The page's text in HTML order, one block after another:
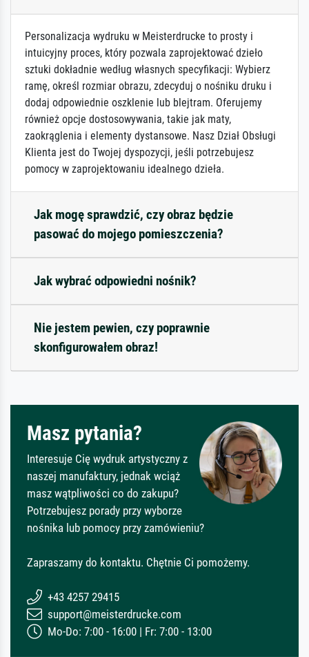
Personalizacja wydruku w Meisterdrucke to prosty i
intuicyjny proces, który pozwala zaprojektować dzieło
sztuki dokładnie według własnych specyfikacji: Wybierz
ramę, określ rozmiar obrazu, zdecyduj o nośniku druku i
dodaj odpowiednie oszklenie lub blejtram. Oferujemy
również opcje dostosowywania, takie jak maty,
zaokrąglenia i elementy dystansowe. Nasz Dział Obsługi
Klienta jest do Twojej dyspozycji, jeśli potrzebujesz
pomocy w zaprojektowaniu idealnego dzieła.
Jak mogę sprawdzić, czy obraz będzie
pasować do mojego pomieszczenia?
Jak wybrać odpowiedni nośnik?
Nie jestem pewien, czy poprawnie
skonfigurowałem obraz!
Masz pytania?
Interesuje Cię wydruk artystyczny z
naszej manufaktury, jednak wciąż
masz wątpliwości co do zakupu?
Potrzebujesz porady przy wyborze
nośnika lub pomocy przy zamówieniu?
Zapraszamy do kontaktu. Chętnie Ci pomożemy.
+43 4257 29415
support@meisterdrucke.com
Mo-Do: 7:00 - 16:00 | Fr: 7:00 - 13:00